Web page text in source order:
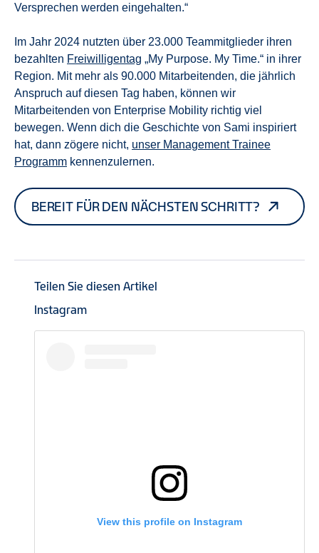
Versprechen werden eingehalten.“
Im Jahr 2024 nutzten über 23.000 Teammitglieder ihren
bezahlten Freiwilligentag „My Purpose. My Time.“ in ihrer
Region. Mit mehr als 90.000 Mitarbeitenden, die jährlich
Anspruch auf diesen Tag haben, können wir
Mitarbeitenden von Enterprise Mobility richtig viel
bewegen. Wenn dich die Geschichte von Sami inspiriert
hat, dann zögere nicht, unser Management Trainee
Programm kennenzulernen.
BEREIT FÜR DEN NÄCHSTEN SCHRITT?
Teilen Sie diesen Artikel
Instagram
View this profile on Instagram